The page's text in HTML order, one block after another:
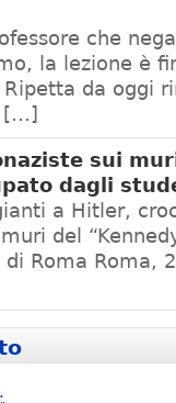
che
la lezione è
da oggi
[…]
sui
dagli
a Hitler,
del
di Roma Roma,